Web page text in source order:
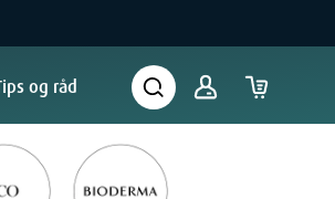
og råd